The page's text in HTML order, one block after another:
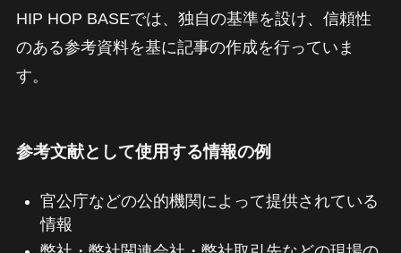
HIP HOP BASEでは、独自の基準を設け、信頼性
のある参考資料を基に記事の作成を行っていま
す。
参考文献として使用する情報の例
官公庁などの公的機関によって提供されている
情報